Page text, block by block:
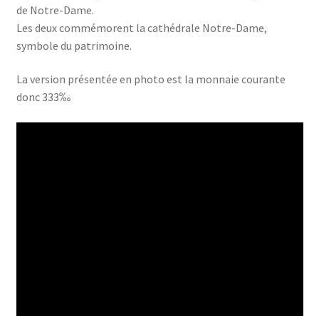
de Notre-Dame.
Les deux commémorent la cathédrale Notre-Dame,
symbole du patrimoine.
La version présentée en photo est la monnaie courante
donc 333‰